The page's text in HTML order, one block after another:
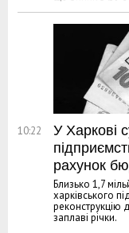
10:22
У Харкові
рахунок
Близько 1,7
харківського
реконструкцію
заплаві річки.